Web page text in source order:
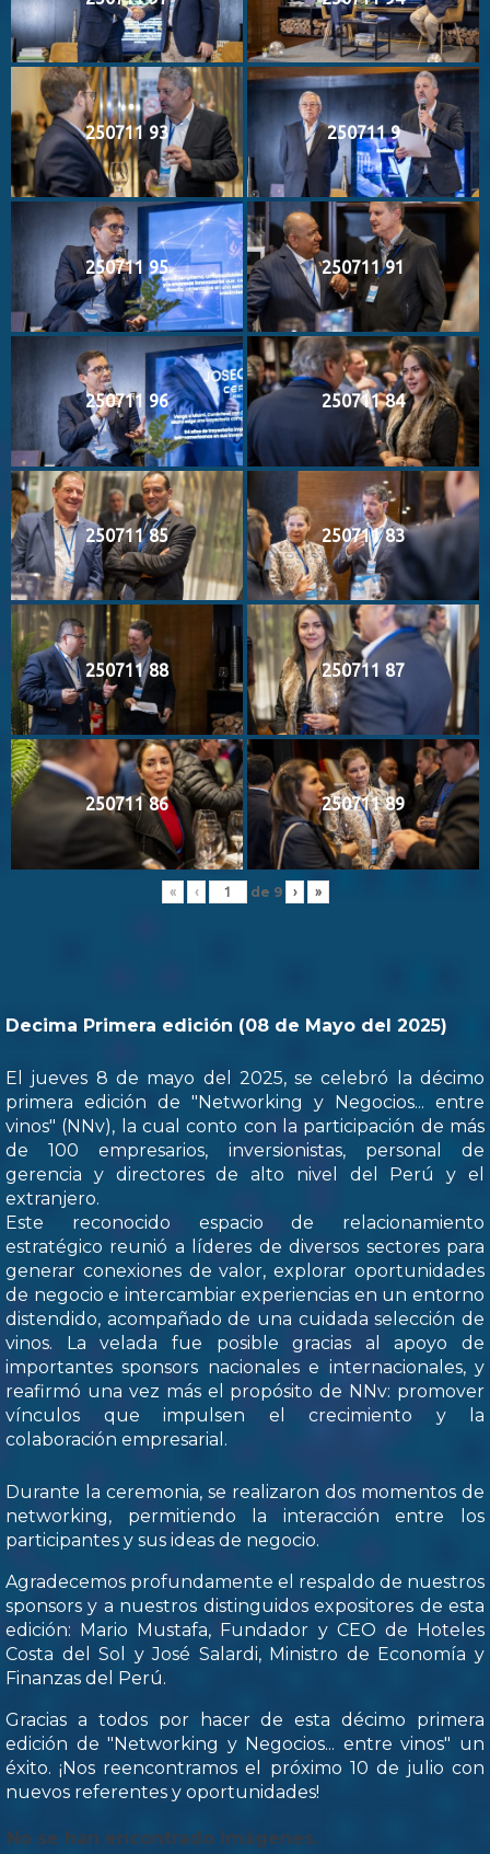
250711 93 250711 9
250711 95 250711 91
250711 96 250711 84
250711 85 250711 83
250711 88 250711 87
250711 86 250711 89
« ‹ de 9 › »
Decima Primera edición (08 de Mayo del 2025)
El jueves 8 de mayo del 2025, se celebró la décimo
primera edición de "Networking y Negocios... entre
vinos" (NNv), la cual conto con la participación de más
de 100 empresarios, inversionistas, personal de
gerencia y directores de alto nivel del Perú y el
extranjero.
Este reconocido espacio de relacionamiento
estratégico reunió a líderes de diversos sectores para
generar conexiones de valor, explorar oportunidades
de negocio e intercambiar experiencias en un entorno
distendido, acompañado de una cuidada selección de
vinos. La velada fue posible gracias al apoyo de
importantes sponsors nacionales e internacionales, y
reafirmó una vez más el propósito de NNv: promover
vínculos que impulsen el crecimiento y la
colaboración empresarial.
Durante la ceremonia, se realizaron dos momentos de
networking, permitiendo la interacción entre los
participantes y sus ideas de negocio.
Agradecemos profundamente el respaldo de nuestros
sponsors y a nuestros distinguidos expositores de esta
edición: Mario Mustafa, Fundador y CEO de Hoteles
Costa del Sol y José Salardi, Ministro de Economía y
Finanzas del Perú.
Gracias a todos por hacer de esta décimo primera
edición de "Networking y Negocios... entre vinos" un
éxito. ¡Nos reencontramos el próximo 10 de julio con
nuevos referentes y oportunidades!
No se han encontrado imágenes.